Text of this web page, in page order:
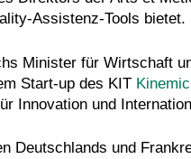
Assistenz-Tools bietet.
Minister für Wirtschaft
Start-up des KIT Kinemic
Innovation und
Deutschlands und